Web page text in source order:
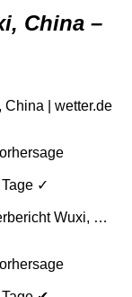
China –
China | wetter.de
✓
Wuxi, …